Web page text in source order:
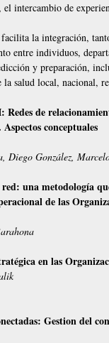
intercambio de
la integración,
entre individuos,
y preparación,
la salud local, nacional,
de
conceptuales
Diego González,
una metodología
de las
en las
Gestion del